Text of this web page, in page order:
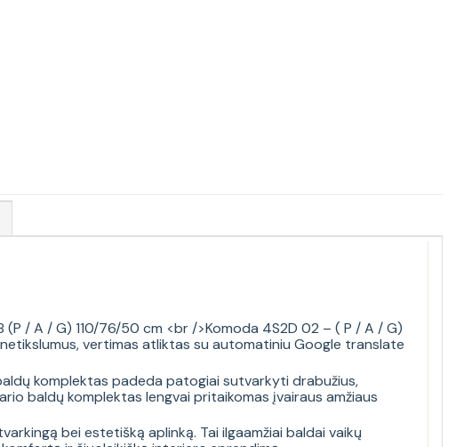
/ A / G) 110/76/50 cm <br />Komoda 4S2D 02 – ( P / A / G)
vertimas atliktas su automatiniu Google translate
komplektas padeda patogiai sutvarkyti drabužius,
baldų komplektas lengvai pritaikomas įvairaus amžiaus
bei estetišką aplinką. Tai ilgaamžiai baldai vaikų